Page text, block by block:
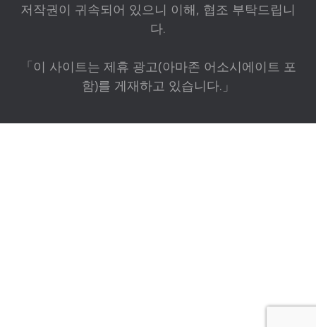
저작권이 귀속되어 있으니 이해, 협조 부탁드립니
다.
「이 사이트는 제휴 광고(아마존 어소시에이트 포
함)를 게재하고 있습니다.」